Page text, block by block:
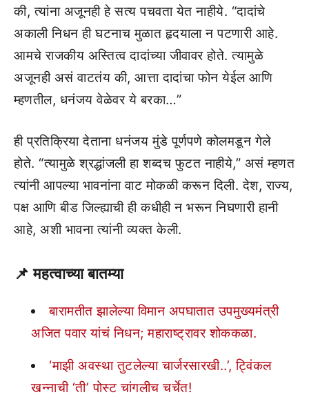
की, त्यांना अजूनही हे सत्य पचवता येत नाहीये. “दादांचे
अकाली निधन ही घटनाच मुळात हृदयाला न पटणारी आहे.
आमचे राजकीय अस्तित्व दादांच्या जीवावर होते. त्यामुळे
अजूनही असं वाटतंय की, आत्ता दादांचा फोन येईल आणि
म्हणतील, धनंजय वेळेवर ये बरका…”
ही प्रतिक्रिया देताना धनंजय मुंडे पूर्णपणे कोलमडून गेले
होते. “त्यामुळे श्रद्धांजली हा शब्दच फुटत नाहीये,” असं म्हणत
त्यांनी आपल्या भावनांना वाट मोकळी करून दिली. देश, राज्य,
पक्ष आणि बीड जिल्ह्याची ही कधीही न भरून निघणारी हानी
आहे, अशी भावना त्यांनी व्यक्त केली.
📌 महत्वाच्या बातम्या
बारामतीत झालेल्या विमान अपघातात उपमुख्यमंत्री
अजित पवार यांचं निधन; महाराष्ट्रावर शोककळा.
‘माझी अवस्था तुटलेल्या चार्जरसारखी..’, ट्विंकल
खन्नाची ‘ती’ पोस्ट चांगलीच चर्चेत!